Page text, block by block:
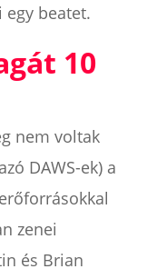
egy beatet.
10
nem voltak
DAWS-ek) a
zenei
és Brian